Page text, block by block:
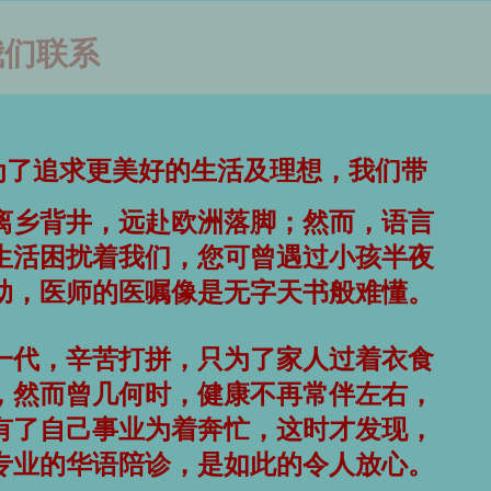
联系
追求更美好的生活及理想，我们带
乡背井，远赴欧洲落脚；然而，语言
活困扰着我们，您可曾遇过小孩半夜
医师的医嘱像是无字天书般难懂。
代，辛苦打拼，只为了家人过着衣食
然而曾几何时，健康不再常伴左右，
了自己事业为着奔忙，这时才发现，
的华语陪诊，是如此的令人放心。